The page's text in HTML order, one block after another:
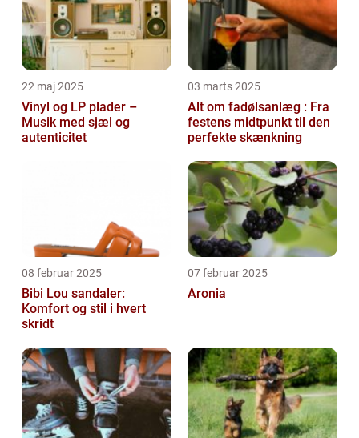
22 maj 2025
Vinyl og LP plader –
Musik med sjæl og
autenticitet
03 marts 2025
Alt om fadølsanlæg : Fra
festens midtpunkt til den
perfekte skænkning
08 februar 2025
Bibi Lou sandaler:
Komfort og stil i hvert
skridt
07 februar 2025
Aronia